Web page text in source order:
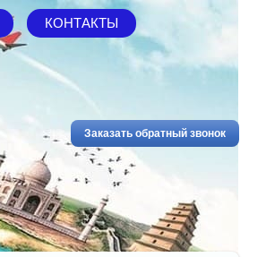
КОНТАКТЫ
Заказать обратный звонок